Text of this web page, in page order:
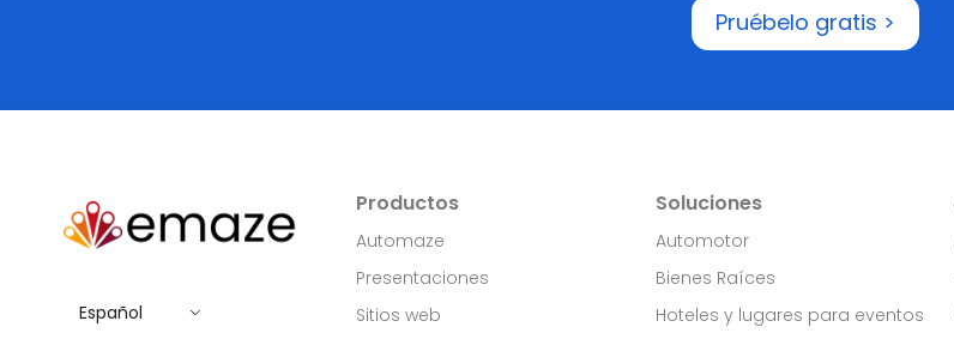
Pruébelo gratis >
Español
Productos
Automaze
Presentaciones
Sitios web
Soluciones
Automotor
Bienes Raíces
Hoteles y lugares para eventos